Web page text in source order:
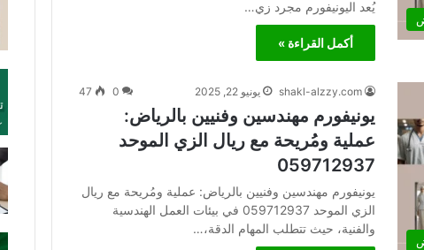
يُعد اليونيفورم مجرد زي…
أكمل القراءة »
shakl-alzzy.com يونيو 22, 2025 0
47
يونيفورم مهندسين وفنيين بالرياض:
عملية ومُريحة مع ريال الزي الموحد
059712937
يونيفورم مهندسين وفنيين بالرياض: عملية ومُريحة مع ريال
الزي الموحد 059712937 في بيئات العمل الهندسية
والفنية، حيث تتطلب المهام الدقة،…